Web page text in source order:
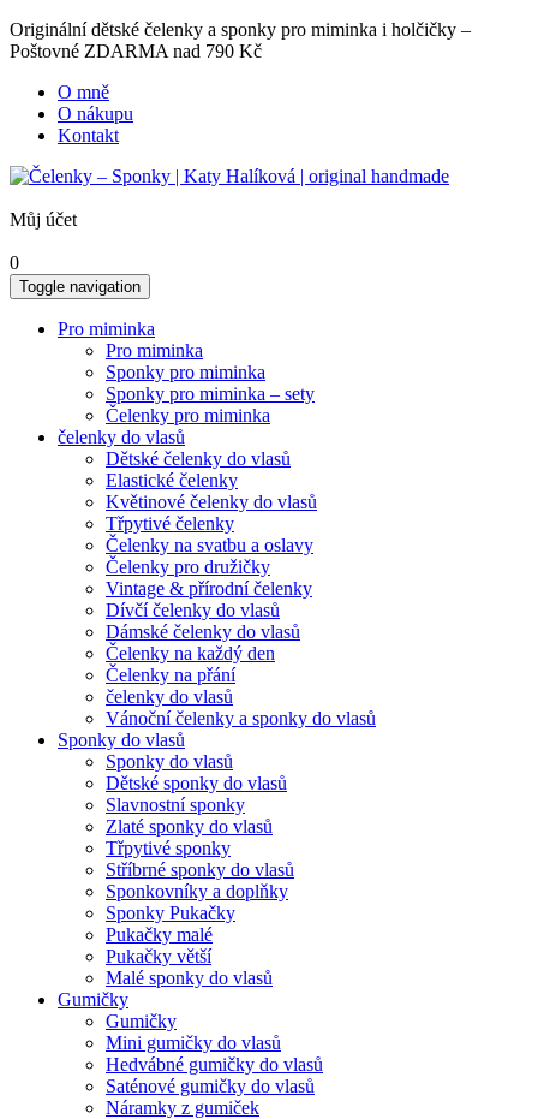
Originální dětské čelenky a sponky pro miminka i holčičky –
Poštovné ZDARMA nad 790 Kč
O mně
O nákupu
Kontakt
Můj účet
0
Toggle navigation
Pro miminka
Pro miminka
Sponky pro miminka
Sponky pro miminka – sety
Čelenky pro miminka
čelenky do vlasů
Dětské čelenky do vlasů
Elastické čelenky
Květinové čelenky do vlasů
Třpytivé čelenky
Čelenky na svatbu a oslavy
Čelenky pro družičky
Vintage & přírodní čelenky
Dívčí čelenky do vlasů
Dámské čelenky do vlasů
Čelenky na každý den
Čelenky na přání
čelenky do vlasů
Vánoční čelenky a sponky do vlasů
Sponky do vlasů
Sponky do vlasů
Dětské sponky do vlasů
Slavnostní sponky
Zlaté sponky do vlasů
Třpytivé sponky
Stříbrné sponky do vlasů
Sponkovníky a doplňky
Sponky Pukačky
Pukačky malé
Pukačky větší
Malé sponky do vlasů
Gumičky
Gumičky
Mini gumičky do vlasů
Hedvábné gumičky do vlasů
Saténové gumičky do vlasů
Náramky z gumiček